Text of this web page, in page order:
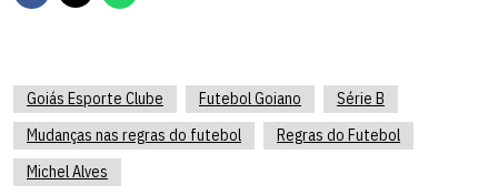
Goiás Esporte Clube Futebol Goiano
Série B
Mudanças nas regras do futebol
Regras do Futebol
Michel Alves